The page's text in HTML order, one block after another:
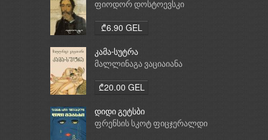
ფიოდორ დოსტოევსკი
₾6.90 GEL
კამა-სუტრა
მალლინაგა ვაციაიანა
₾20.00 GEL
დიდი გეტსბი
ფრენსის სკოტ ფიცჯერალდი